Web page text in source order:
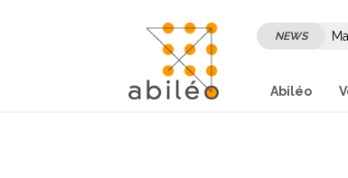
NEWS
Abiléo